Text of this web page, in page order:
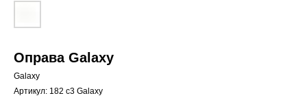
Оправа Galaxy
Galaxy
Артикул: 182 c3 Galaxy